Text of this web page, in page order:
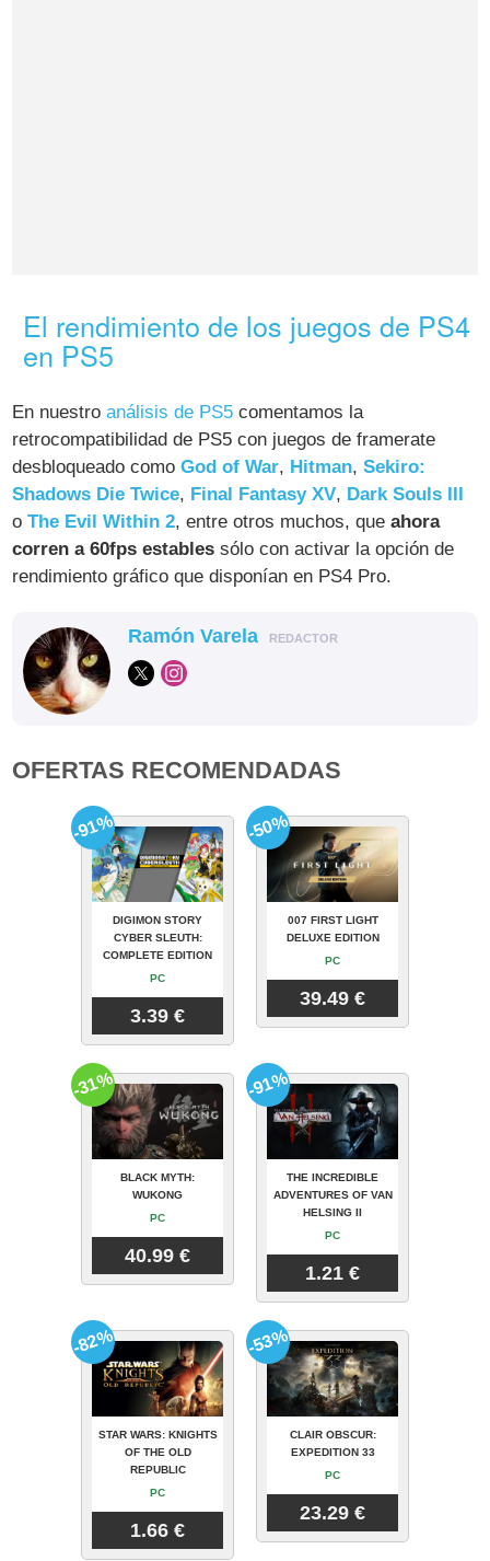
El rendimiento de los juegos de PS4
en PS5
En nuestroanálisis de PS5 comentamos la
retrocompatibilidad de PS5 con juegos de framerate
desbloqueado comoGod of War, Hitman,Sekiro:
Shadows Die Twice, Final Fantasy XV, Dark Souls III
oThe Evil Within 2, entre otros muchos, queahora
corren a 60fps estables sólo con activar la opción de
rendimiento gráfico que disponían en PS4 Pro.
Ramón Varela REDACTOR
OFERTAS RECOMENDADAS
DIGIMON STORY
CYBER SLEUTH:
COMPLETE EDITION
PC
3.39 €
-91%
007 FIRST LIGHT
DELUXE EDITION
PC
39.49 €
-50%
BLACK MYTH:
WUKONG
PC
40.99 €
-31%
THE INCREDIBLE
ADVENTURES OF VAN
HELSING II
PC
1.21 €
-91%
STAR WARS: KNIGHTS
OF THE OLD
REPUBLIC
PC
1.66 €
-82%
CLAIR OBSCUR:
EXPEDITION 33
PC
23.29 €
-53%